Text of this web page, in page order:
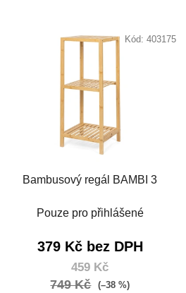
Bambusový regál BAMBI 3
Pouze pro přihlášené
379 Kč bez DPH
459 Kč
749 Kč
(–38 %)
Kód: 403175